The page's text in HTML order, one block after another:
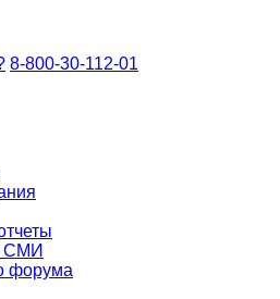
8-800-30-112-01
СМИ
форума